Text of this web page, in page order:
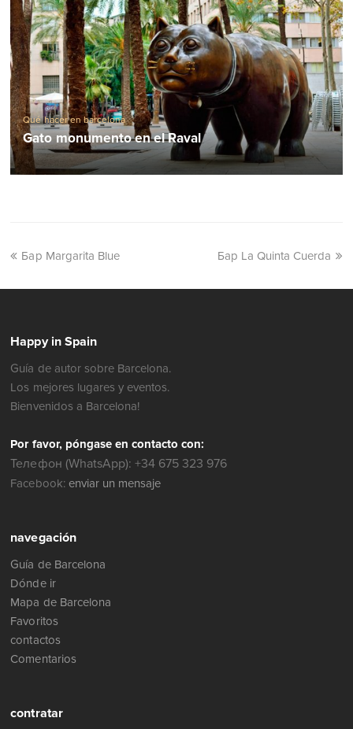
Qué hacer en barcelona
Gato monumento en el Raval
Бар Margarita Blue Бар La Quinta Cuerda
Happy in Spain
Guía de autor sobre Barcelona.
Los mejores lugares y eventos.
Bienvenidos a Barcelona!
Por favor, póngase en contacto con:
Телефон (WhatsApp): +34 675 323 976
Facebook: enviar un mensaje
navegación
Guía de Barcelona
Dónde ir
Mapa de Barcelona
Favoritos
contactos
Comentarios
contratar